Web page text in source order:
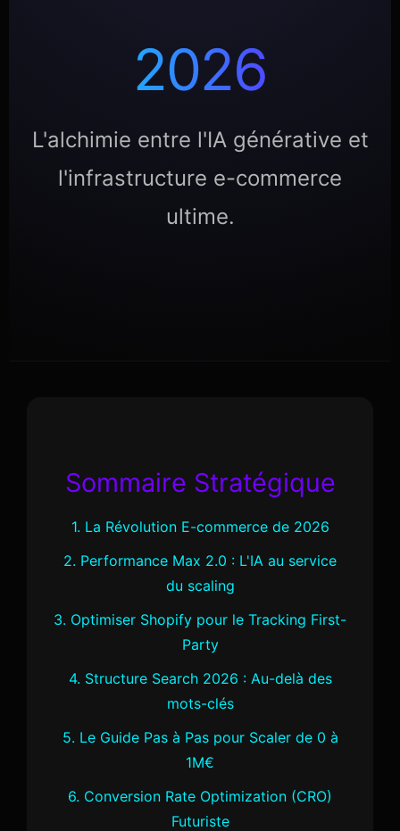
2026
L'alchimie entre l'IA générative et
l'infrastructure e-commerce
ultime.
Sommaire Stratégique
1. La Révolution E-commerce de 2026
2. Performance Max 2.0 : L'IA au service
du scaling
3. Optimiser Shopify pour le Tracking First-
Party
4. Structure Search 2026 : Au-delà des
mots-clés
5. Le Guide Pas à Pas pour Scaler de 0 à
1M€
6. Conversion Rate Optimization (CRO)
Futuriste